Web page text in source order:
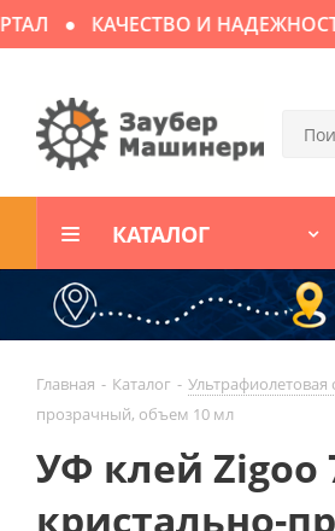
КАЧЕСТВО И НАДЕЖНОСТЬ
КАТАЛОГ
Главная - Каталог - Ультрафиолетовая
прозрачный, объем 10 мл
УФ клей Zigoo
кристально-